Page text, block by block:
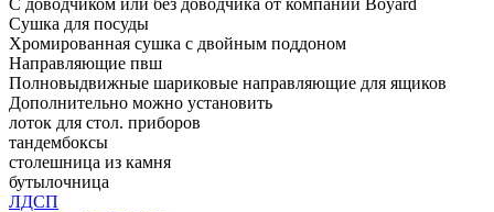
Сушка для посуды
Хромированная сушка с двойным поддоном
Направляющие пвш
Полновыдвижные шариковые направляющие для ящиков
Дополнительно можно установить
лоток для стол. приборов
тандембоксы
столешница из камня
бутылочница
ЛДСП